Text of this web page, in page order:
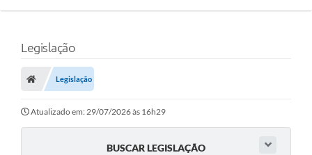
Legislação
Legislação
Atualizado em: 29/07/2026 às 16h29
BUSCAR LEGISLAÇÃO